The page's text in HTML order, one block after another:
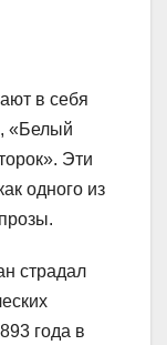
в себя
«Белый
Эти
одного из
страдал
года в